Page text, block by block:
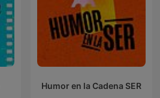
Humor en la Cadena SER